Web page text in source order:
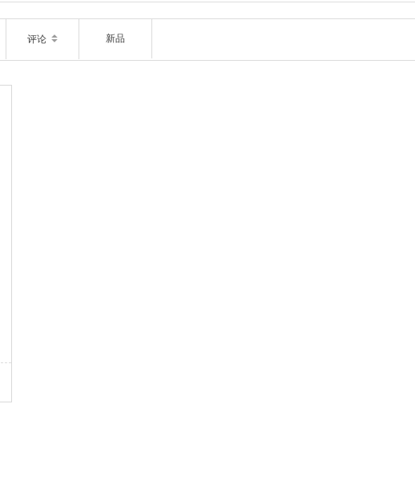
评论 新品